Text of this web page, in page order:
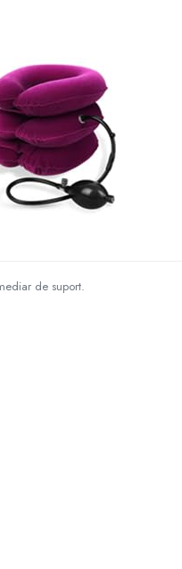
de suport.